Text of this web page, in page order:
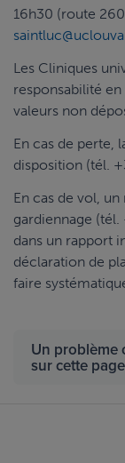
16h30 (route
Les Cliniques
responsabilité
valeurs non
En cas de perte,
disposition (tél.
En cas de vol,
gardiennage
dans un rapport
déclaration de
faire
Un problème
sur cette